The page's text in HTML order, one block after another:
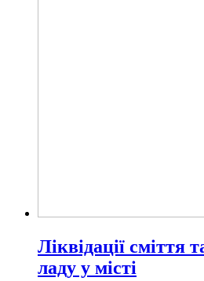
Ліквідації сміття
ладу у місті